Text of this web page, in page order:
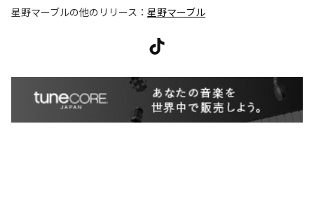
星野マーブルの他のリリース： 星野マーブル